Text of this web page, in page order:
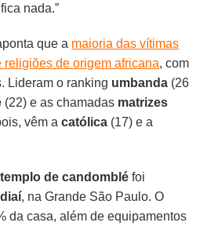
nada.”
que a maioria das vítimas
religiões de origem africana, com
Lideram o ranking umbanda (26
(22) e as chamadas matrizes
vêm acatólica (17) e a
templo de candomblé foi
, na Grande São Paulo. O
da casa, além de equipamentos